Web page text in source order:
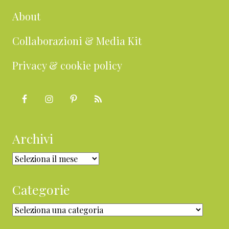
About
Collaborazioni & Media Kit
Privacy & cookie policy
Archivi
Archivi
Categorie
Categorie